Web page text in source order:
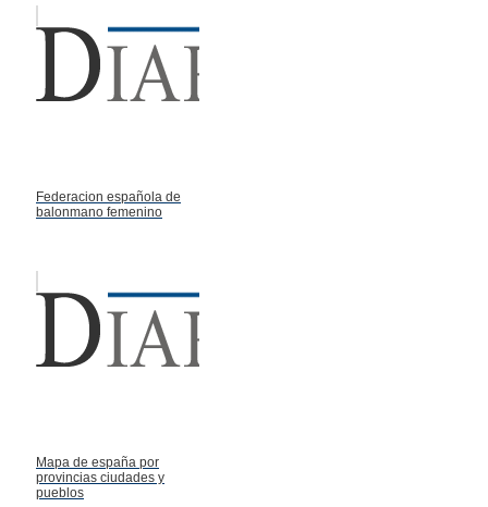
Federacion española de
balonmano femenino
Mapa de españa por
provincias ciudades y
pueblos